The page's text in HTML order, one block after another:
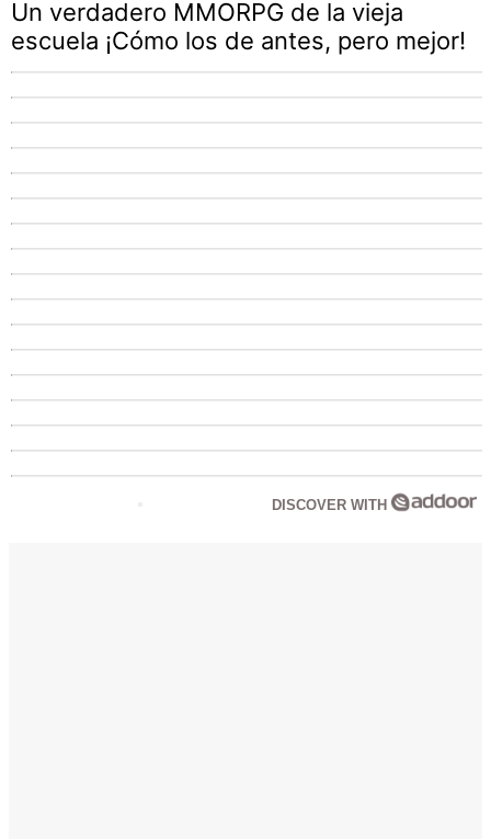
Un verdadero MMORPG de la vieja
escuela ¡Cómo los de antes, pero mejor!
DISCOVER WITH